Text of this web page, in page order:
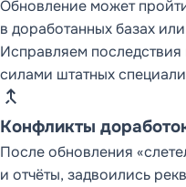
Обновление может
в доработанных базах
Исправляем
силами штатных
merge_type
Конфликты
После обновления
и отчёты, задвоились